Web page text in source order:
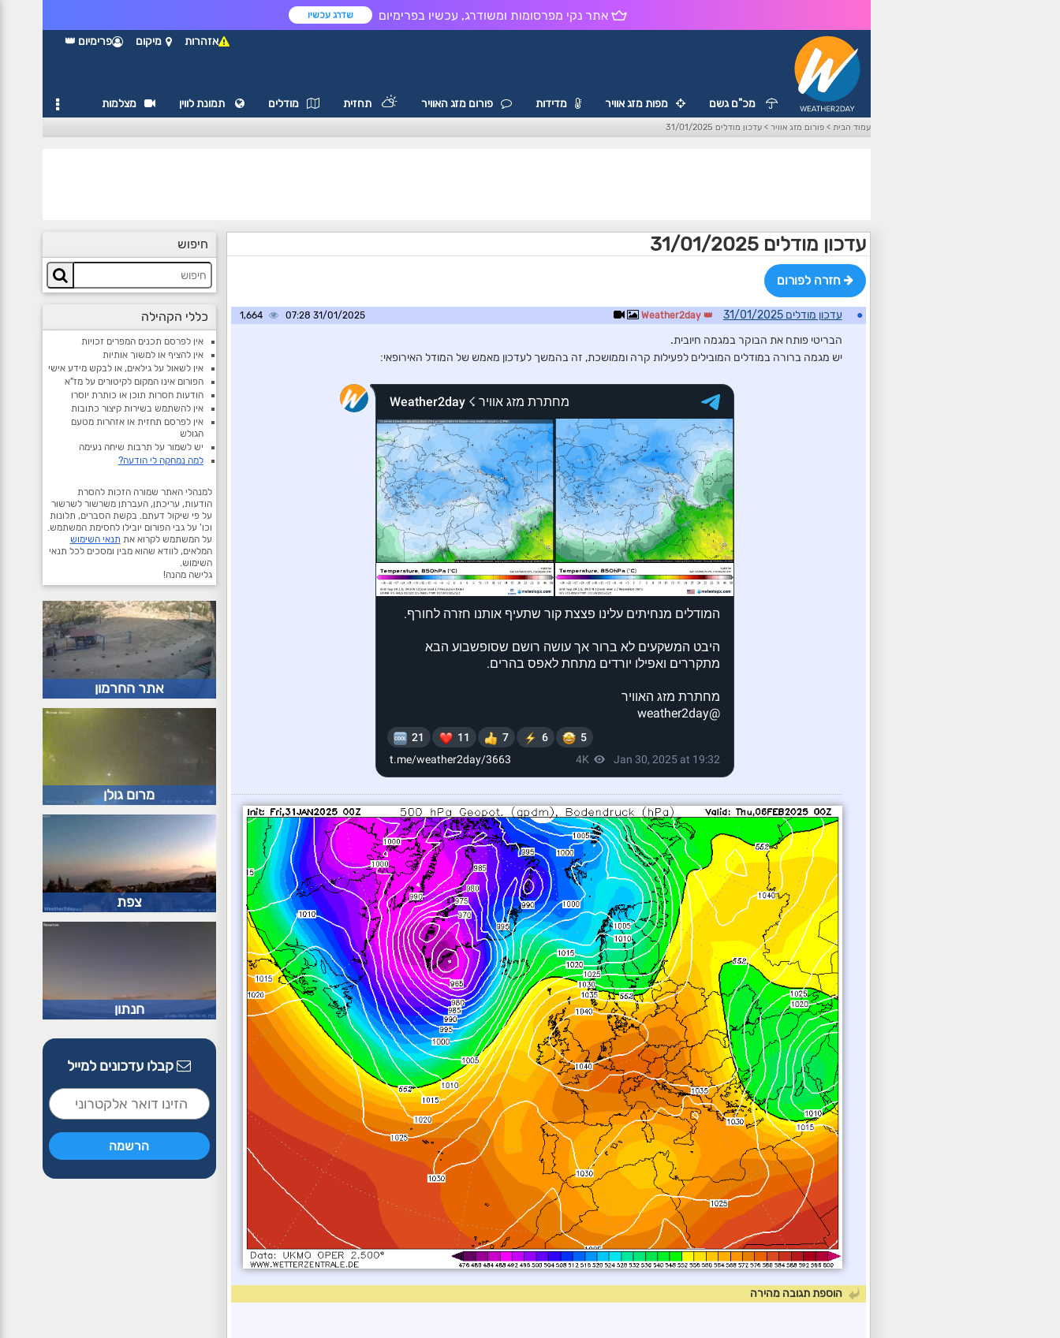
אתר נקי מפרסומות ומשודרג, עכשיו בפרימיום שדרג עכשיו
אזהרות מיקום פרימיום 👑
מכ"ם גשם מפות מזג אוויר מדידות פורום מזג האוויר תחזית מודלים תמונת לווין מצלמות
עמוד הבית >פורום מזג אוויר >עדכון מודלים 31/01/2025
עדכון מודלים 31/01/2025
חזרה לפורום
● עדכון מודלים 31/01/2025 Weather2day
31/01/2025 07:28
1,664
הבריטי פותח את הבוקר במגמה חיובית.
יש מגמה ברורה במודלים המובילים לפעילות קרה וממושכת, זה בהמשך לעדכון מאמש של המודל האירופאי:
הוספת תגובה מהירה
חיפוש
כללי הקהילה
אין לפרסם תכנים המפרים זכויות
אין להציף או למשוך אותיות
אין לשאול על גילאים, או לבקש מידע אישי
הפורום אינו המקום לקיטורים על מז"א
הודעות חסרות תוכן או כותרת יוסרו
אין להשתמש בשירות קיצור כתובות
אין לפרסם תחזית או אזהרות מטעם
הגולש
יש לשמור על תרבות שיחה נעימה
למה נמחקה לי הודעה?
למנהלי האתר שמורה הזכות להסרת
הודעות, עריכתן, העברתן משרשור לשרשור
על פי שיקול דעתם. בקשת הסברים, תלונות
וכו' על גבי הפורום יובילו לחסימת המשתמש.
על המשתמש לקרוא את תנאי השימוש
המלאים, לוודא שהוא מבין ומסכים לכל תנאי
השימוש.
גלישה מהנה!
אתר החרמון
מרום גולן
צפת
חנתון
קבלו עדכונים למייל